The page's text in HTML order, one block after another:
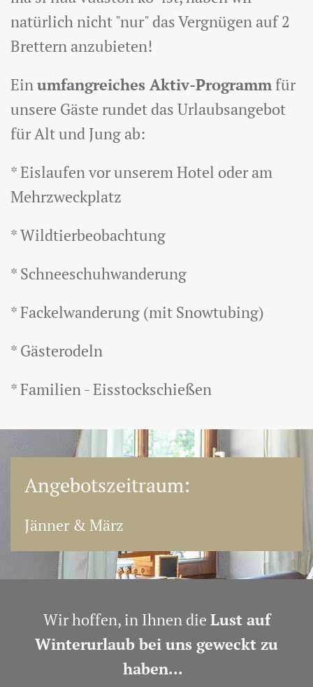
natürlich nicht "nur" das Vergnügen auf 2
Brettern anzubieten!
Einumfangreiches Aktiv-Programmfür
unsere Gäste rundet das Urlaubsangebot
für Alt und Jung ab:
* Eislaufen vor unserem Hotel oder am
Mehrzweckplatz
* Wildtierbeobachtung
* Schneeschuhwanderung
* Fackelwanderung (mit Snowtubing)
* Gästerodeln
* Familien - Eisstockschießen
Angebotszeitraum:
Jänner & März
Wir hoffen, in Ihnen die Lust auf
Winterurlaub bei uns geweckt zu
haben...